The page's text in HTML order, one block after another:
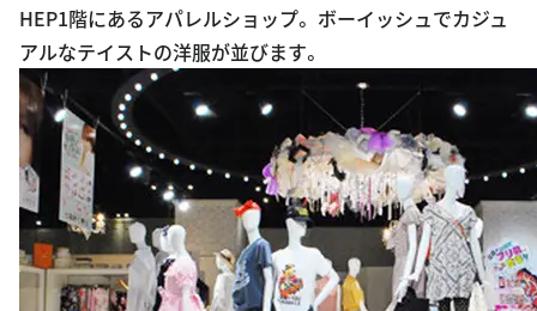
HEP1階にあるアパレルショップ。 ボーイッシュでカジュ
アルなテイストの洋服が並びます。